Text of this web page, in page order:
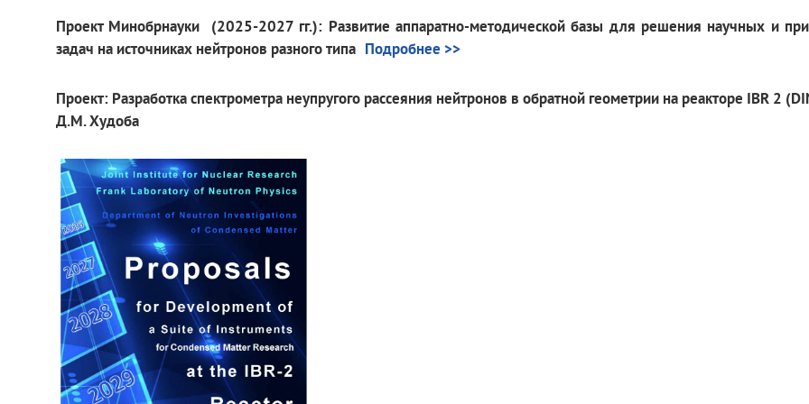
Проект Минобрнауки (2025-2027 гг.): Развитие аппаратно-методической базы для решения научных и
задач на источниках нейтронов разного типа Подробнее >>
Проект: Разработка спектрометра неупругого рассеяния нейтронов в обратной геометрии на реакторе IBR 2
Д.М. Худоба